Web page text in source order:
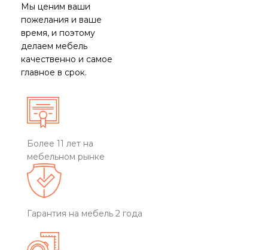
Мы ценим ваши
пожелания и ваше
время, и поэтому
делаем мебель
качественно и самое
главное в срок.
Более 11 лет на
мебельном рынке
Гарантия на мебель 2 года